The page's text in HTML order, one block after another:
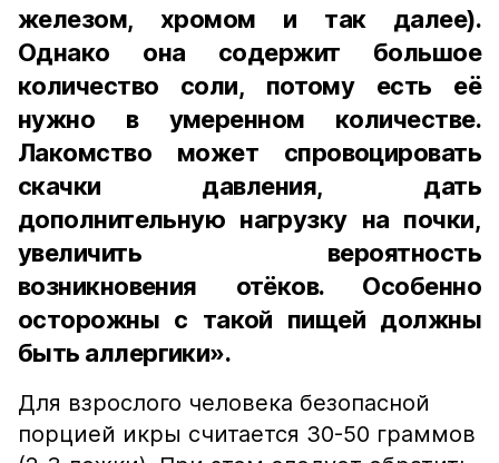
железом, хромом и так далее).
Однако она содержит большое
количество соли, потому есть её
нужно в умеренном количестве.
Лакомство может спровоцировать
скачки давления, дать
дополнительную нагрузку на почки,
увеличить вероятность
возникновения отёков. Особенно
осторожны с такой пищей должны
быть аллергики».
Для взрослого человека безопасной
порцией икры считается 30-50 граммов